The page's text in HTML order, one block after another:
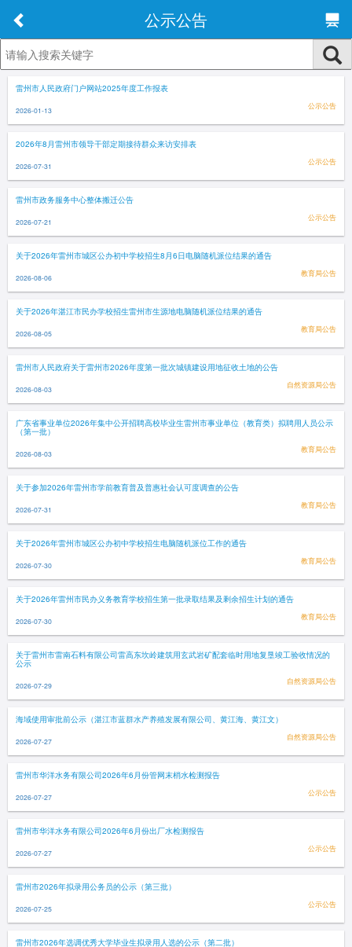
公示公告
雷州市人民政府门户网站2025年度工作报表
2026-01-13 公示公告
2026年8月雷州市领导干部定期接待群众来访安排表
2026-07-31 公示公告
雷州市政务服务中心整体搬迁公告
2026-07-21 公示公告
关于2026年雷州市城区公办初中学校招生8月6日电脑随机派位结果的通告
2026-08-06 教育局公告
关于2026年湛江市民办学校招生雷州市生源地电脑随机派位结果的通告
2026-08-05 教育局公告
雷州市人民政府关于雷州市2026年度第一批次城镇建设用地征收土地的公告
2026-08-03 自然资源局公告
广东省事业单位2026年集中公开招聘高校毕业生雷州市事业单位（教育类）拟聘用人员公示
（第一批）
2026-08-03 教育局公告
关于参加2026年雷州市学前教育普及普惠社会认可度调查的公告
2026-07-31 教育局公告
关于2026年雷州市城区公办初中学校招生电脑随机派位工作的通告
2026-07-30 教育局公告
关于2026年雷州市民办义务教育学校招生第一批录取结果及剩余招生计划的通告
2026-07-30 教育局公告
关于雷州市雷南石料有限公司雷高东坎岭建筑用玄武岩矿配套临时用地复垦竣工验收情况的
公示
2026-07-29 自然资源局公告
海域使用审批前公示（湛江市蓝群水产养殖发展有限公司、黄江海、黄江文）
2026-07-27 自然资源局公告
雷州市华洋水务有限公司2026年6月份管网末梢水检测报告
2026-07-27 公示公告
雷州市华洋水务有限公司2026年6月份出厂水检测报告
2026-07-27 公示公告
雷州市2026年拟录用公务员的公示（第三批）
2026-07-25 公示公告
雷州市2026年选调优秀大学毕业生拟录用人选的公示（第二批）